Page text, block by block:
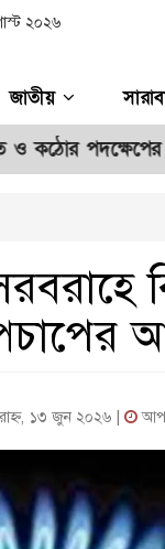
২০২৬
জাতীয়
নির্দেশ
১৩ জুন ২০২৬ |